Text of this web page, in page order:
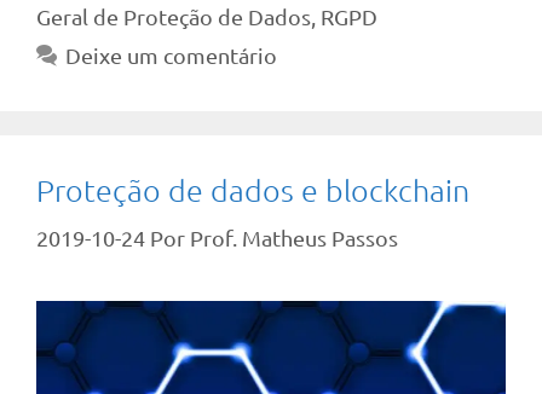
Geral de Proteção de Dados RGPD
Deixe um comentário
Proteção de dados e blockchain
2019-10-24 Por Prof. Matheus Passos